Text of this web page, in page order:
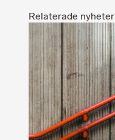
Relaterade nyheter